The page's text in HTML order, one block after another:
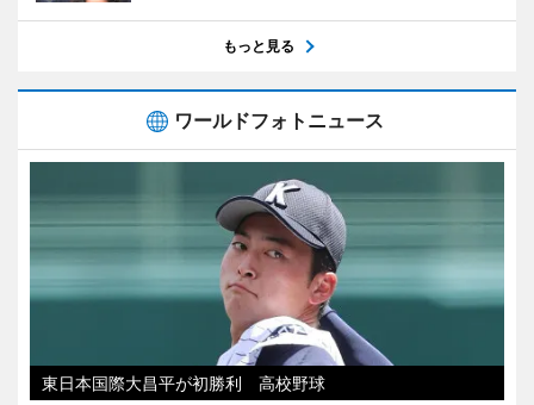
もっと見る
ワールドフォトニュース
東日本国際大昌平が初勝利 高校野球